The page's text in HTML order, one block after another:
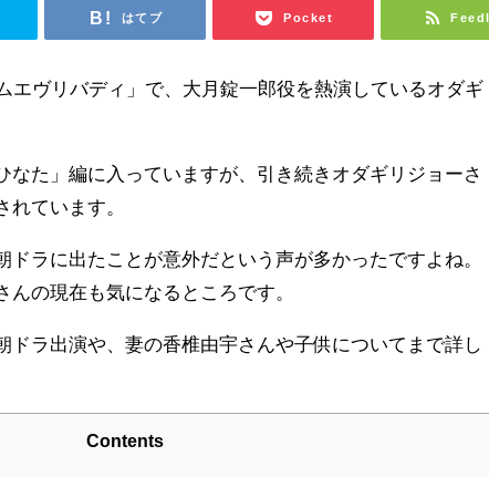
はてブ Pocket
エヴリバディ」で、大月錠一郎役を熱演しているオダギ
なた」編に入っていますが、引き続きオダギリジョーさ
れています。
ドラに出たことが意外だという声が多かったですよね。
の現在も気になるところです。
ドラ出演や、妻の香椎由宇さんや子供についてまで詳し
Contents